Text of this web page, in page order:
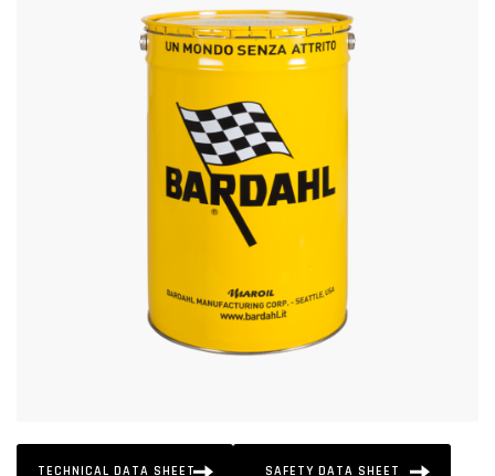
TECHNICAL DATA SHEET SAFETY DATA SHEET